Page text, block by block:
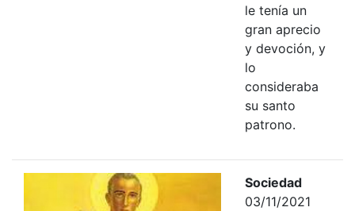
le tenía un
gran aprecio
y devoción, y
lo
consideraba
su santo
patrono.
Sociedad
03/11/2021